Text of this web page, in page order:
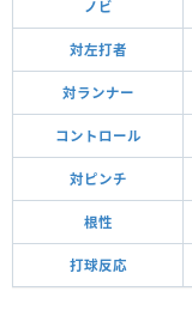
ノビ
対左打者
対ランナー
コントロール
対ピンチ
根性
打球反応